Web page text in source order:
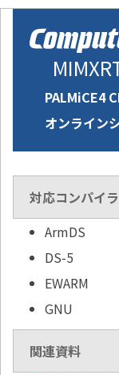
PALMiCE4
オンライン
対応コンパイラ
ArmDS
DS-5
EWARM
GNU
関連資料